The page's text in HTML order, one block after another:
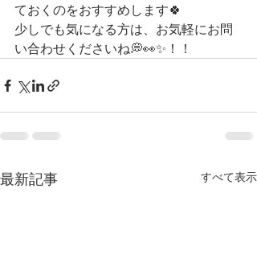
ておくのをおすすめします🍀
少しでも気になる方は、お気軽にお問
い合わせくださいね💭👀✨！！
最新記事 すべて表示